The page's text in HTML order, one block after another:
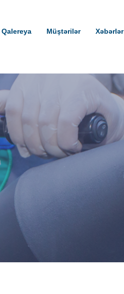
Qalereya Müştərilər Xəbərlər